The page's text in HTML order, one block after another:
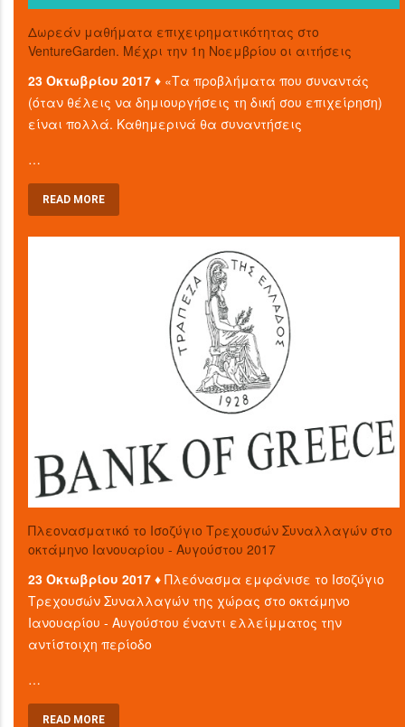
Δωρεάν μαθήματα επιχειρηματικότητας στο
VentureGarden. Μέχρι την 1η Νοεμβρίου οι αιτήσεις
23 Οκτωβρίου 2017 ♦ «Τα προβλήματα που συναντάς
(όταν θέλεις να δημιουργήσεις τη δική σου επιχείρηση)
είναι πολλά. Καθημερινά θα συναντήσεις
…
READ MORE
Πλεονασματικό το Ισοζύγιο Τρεχουσών Συναλλαγών στο
οκτάμηνο Ιανουαρίου - Αυγούστου 2017
23 Οκτωβρίου 2017 ♦Πλεόνασμα εμφάνισε το Ισοζύγιο
Τρεχουσών Συναλλαγών της χώρας στο οκτάμηνο
Ιανουαρίου - Αυγούστου έναντι ελλείμματος την
αντίστοιχη περίοδο
…
READ MORE